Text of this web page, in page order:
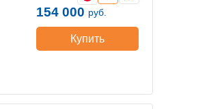
154 000 руб.
Купить